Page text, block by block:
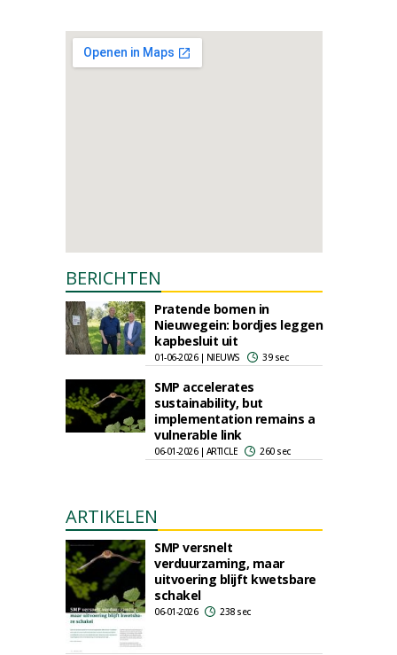
BERICHTEN
Pratende bomen in
Nieuwegein: bordjes leggen
kapbesluit uit
01-06-2026 | NIEUWS 39 sec
SMP accelerates
sustainability, but
implementation remains a
vulnerable link
06-01-2026 | ARTICLE 260 sec
ARTIKELEN
SMP versnelt
verduurzaming, maar
uitvoering blijft kwetsbare
schakel
06-01-2026 238 sec